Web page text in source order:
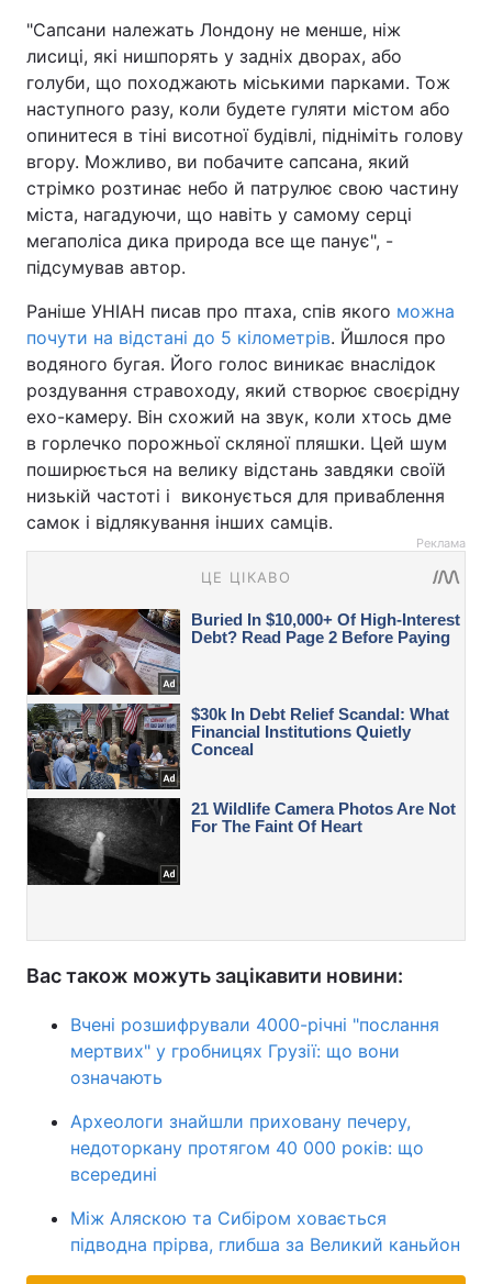
"Сапсани належать Лондону не менше, ніж
лисиці, які нишпорять у задніх дворах, або
голуби, що походжають міськими парками. Тож
наступного разу, коли будете гуляти містом або
опинитеся в тіні висотної будівлі, підніміть голову
вгору. Можливо, ви побачите сапсана, який
стрімко розтинає небо й патрулює свою частину
міста, нагадуючи, що навіть у самому серці
мегаполіса дика природа все ще панує", -
підсумував автор.
Раніше УНІАН писав про птаха, спів якого можна
почути на відстані до 5 кілометрів. Йшлося про
водяного бугая. Його голос виникає внаслідок
роздування стравоходу, який створює своєрідну
ехо-камеру. Він схожий на звук, коли хтось дме
в горлечко порожньої скляної пляшки. Цей шум
поширюється на велику відстань завдяки своїй
низькій частоті і виконується для приваблення
самок і відлякування інших самців.
Реклама
Вас також можуть зацікавити новини:
Вчені розшифрували 4000-річні "послання
мертвих" у гробницях Грузії: що вони
означають
Археологи знайшли приховану печеру,
недоторкану протягом 40 000 років: що
всередині
Між Аляскою та Сибіром ховається
підводна прірва, глибша за Великий каньйон